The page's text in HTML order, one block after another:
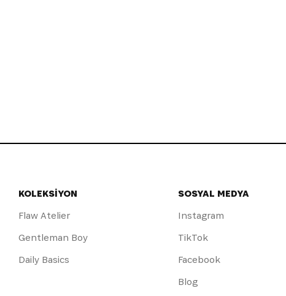
KOLEKSİYON
Flaw Atelier
Gentleman Boy
Daily Basics
SOSYAL MEDYA
Instagram
TikTok
Facebook
Blog